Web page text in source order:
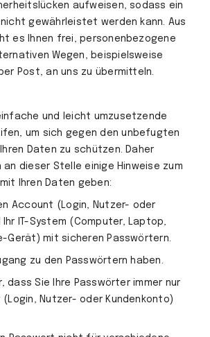
aufweisen, sodass ein
gewährleistet werden kann. Aus
es Ihnen frei, personenbezogene
Wegen, beispielsweise
Post, an uns zu übermitteln.
und leicht umzusetzende
um sich gegen den unbefugten
Daten zu schützen. Daher
an dieser Stelle einige Hinweise zum
Ihren Daten geben:
Account (Login, Nutzer- oder
Ihr IT-System (Computer, Laptop,
Gerät) mit sicheren Passwörtern.
zu den Passwörtern haben.
dass Sie Ihre Passwörter immer nur
Nutzer- oder Kundenkonto)